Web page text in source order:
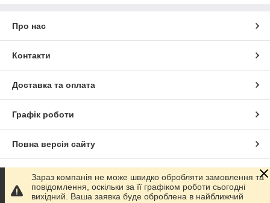
Про нас
Контакти
Доставка та оплата
Графік роботи
Повна версія сайту
Сайт створено на маркетплейсі Prom.ua
Зараз компанія не може швидко обробляти замовлення та
повідомлення, оскільки за її графіком роботи сьогодні
вихідний. Ваша заявка буде оброблена в найближчий